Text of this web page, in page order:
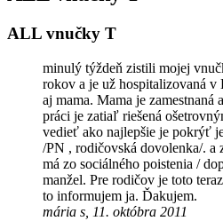
ALL vnučky T
minulý týždeň zistili mojej
rokov a je už hospitalizovaná
aj mama. Mama je zamestnaná
práci je zatiaľ riešená
vedieť ako najlepšie je pokrýť
/PN , rodičovská dovolenka/. a
má zo sociálného poistenia /
manžel. Pre rodičov je toto
to informujem ja. Ďakujem.
mária s, 11. októbra 2011